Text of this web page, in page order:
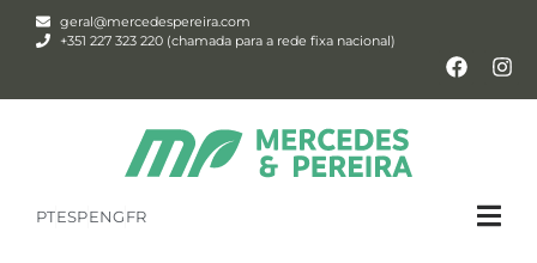
geral@mercedespereira.com
+351 227 323 220 (chamada para a rede fixa nacional)
PTESPENGFR